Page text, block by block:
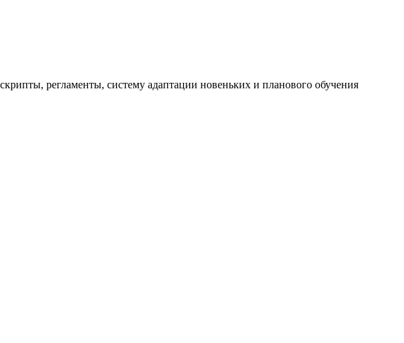
регламенты, систему адаптации новеньких и планового обучения